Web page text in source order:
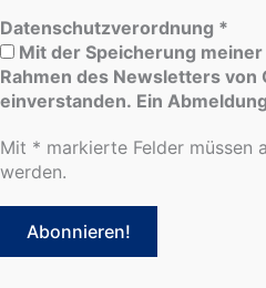
Datenschutzverordnung *
Mit der Speicherung
Rahmen des Newsletters von
einverstanden. Ein
Mit * markierte Felder müssen
werden.